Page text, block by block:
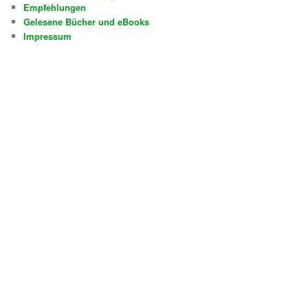
Empfehlungen
Gelesene Bücher und eBooks
Impressum